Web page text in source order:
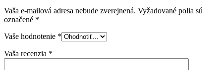
Vaša e-mailová adresa nebude zverejnená. Vyžadované polia sú
označené *
Vaše hodnotenie *
Vaša recenzia *